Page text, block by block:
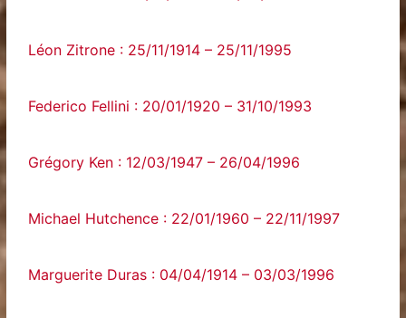
Léon Zitrone : 25/11/1914 – 25/11/1995
Federico Fellini : 20/01/1920 – 31/10/1993
Grégory Ken : 12/03/1947 – 26/04/1996
Michael Hutchence : 22/01/1960 – 22/11/1997
Marguerite Duras : 04/04/1914 – 03/03/1996